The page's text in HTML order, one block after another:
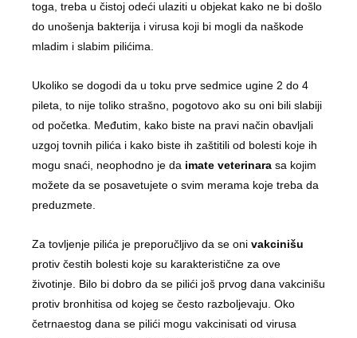
toga, treba u čistoj odeći ulaziti u objekat kako ne bi došlo
do unošenja bakterija i virusa koji bi mogli da naškode
mladim i slabim pilićima.
Ukoliko se dogodi da u toku prve sedmice ugine 2 do 4
pileta, to nije toliko strašno, pogotovo ako su oni bili slabiji
od početka. Međutim, kako biste na pravi način obavljali
uzgoj tovnih pilića i kako biste ih zaštitili od bolesti koje ih
mogu snaći, neophodno je da imate veterinara sa kojim
možete da se posavetujete o svim merama koje treba da
preduzmete.
Za tovljenje pilića je preporučljivo da se oni vakcinišu
protiv čestih bolesti koje su karakteristične za ove
životinje. Bilo bi dobro da se pilići još prvog dana vakcinišu
protiv bronhitisa od kojeg se često razboljevaju. Oko
četrnaestog dana se pilići mogu vakcinisati od virusa